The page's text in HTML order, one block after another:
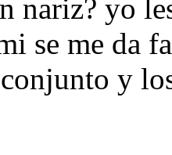
nariz? yo
se me da
y